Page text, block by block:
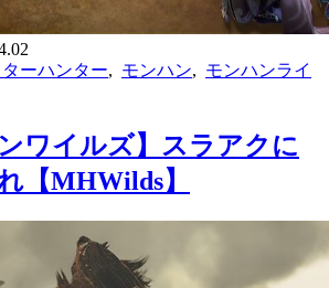
ーハンター
モンハン
モンハンライ
ワイルズ】スラアクに
【MHWilds】